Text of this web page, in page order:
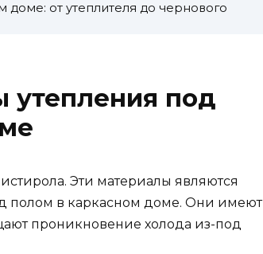
от утеплителя до чернового
утепления под
Эти материалы являются
полом в каркасном доме. Они имеют
проникновение холода из-под